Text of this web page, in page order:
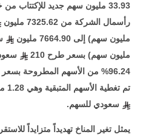
33.93 مليون سهم جديد للإكتتاب
رأسمال الشركة من 7325.62 مليون
مليون سهم) إلى 7664.90 مليون
مليون سهم) بسعر طرح 210
96.24% من الأسهم المطروحة بسعر 210
تم تغطية الأسهم المتبقية وهي 1.28 مليون سهم بمتوسط سعر 221.54
سعودي للسهم.
يمثل تغير المناخ تهديداً متزايداً